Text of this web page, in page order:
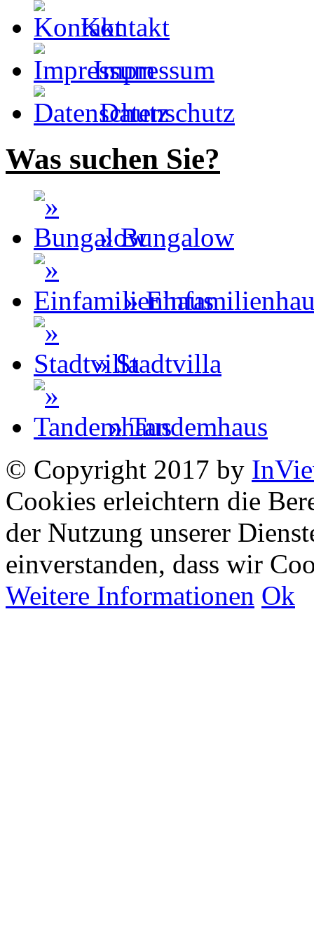
Kontakt
Impressum
Datenschutz
Was suchen Sie?
» Bungalow
»
» Stadtvilla
» Tandemhaus
© Copyright 2017 by
Cookies erleichtern die
der Nutzung unserer
einverstanden, dass wir
Weitere Informationen Ok